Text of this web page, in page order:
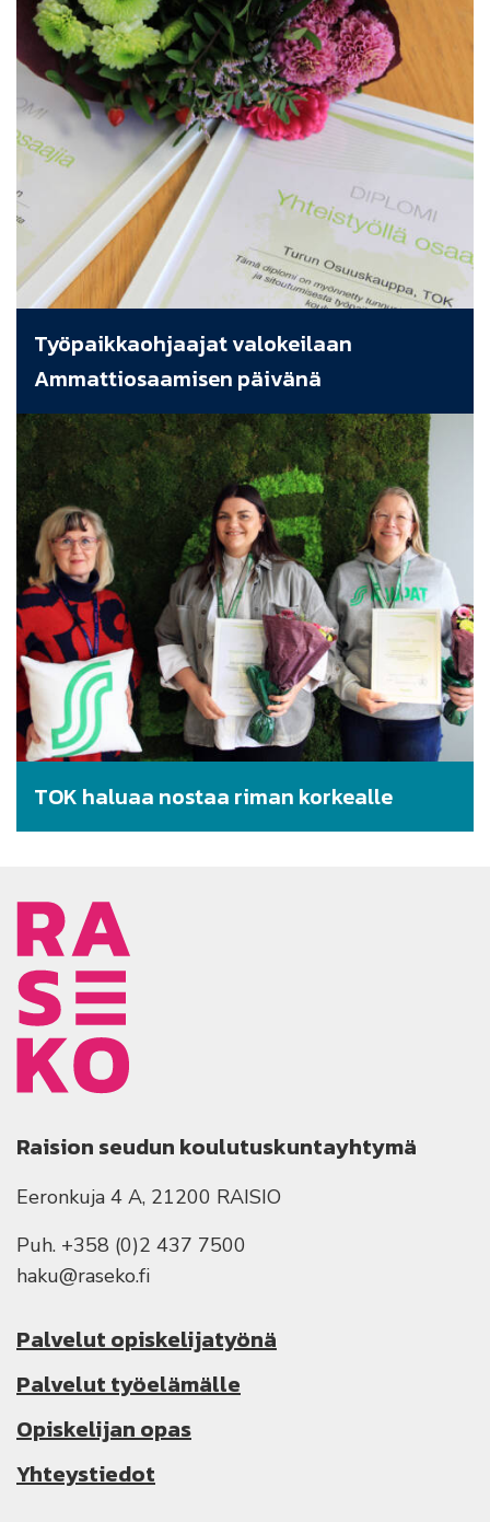
Työpaikkaohjaajat valokeilaan
Ammattiosaamisen päivänä
TOK haluaa nostaa riman korkealle
Raision seudun koulutuskuntayhtymä
Eeronkuja 4 A, 21200 RAISIO
Puh. +358 (0)2 437 7500
haku@raseko.fi
Palvelut opiskelijatyönä
Palvelut työelämälle
Opiskelijan opas
Yhteystiedot